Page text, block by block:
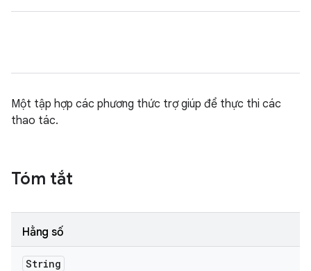
Một tập hợp các phương thức trợ giúp để thực thi các
thao tác.
Tóm tắt
Hằng số
String